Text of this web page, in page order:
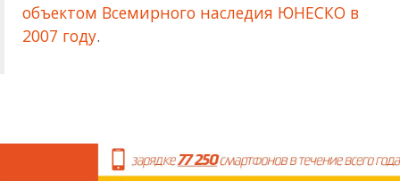
объектом Всемирного наследия ЮНЕСКО в
2007 году.